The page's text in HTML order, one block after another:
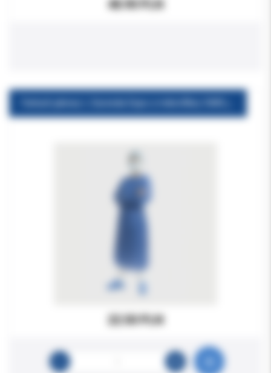
48.90 PLN
22.50 PLN